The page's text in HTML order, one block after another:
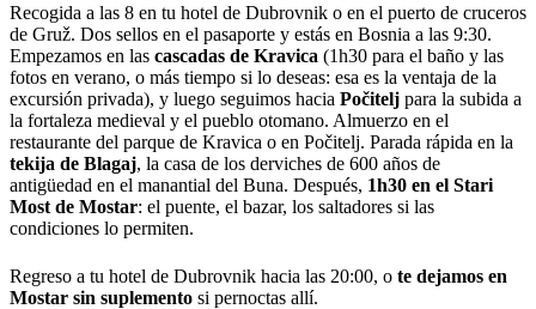
Recogida a las 8 en tu hotel de Dubrovnik o en el puerto de cruceros
de Gruž. Dos sellos en el pasaporte y estás en Bosnia a las 9:30.
Empezamos en las cascadas de Kravica (1h30 para el baño y las
fotos en verano, o más tiempo si lo deseas: esa es la ventaja de la
excursión privada), y luego seguimos hacia Počitelj para la subida a
la fortaleza medieval y el pueblo otomano. Almuerzo en el
restaurante del parque de Kravica o en Počitelj. Parada rápida en la
tekija de Blagaj, la casa de los derviches de 600 años de
antigüedad en el manantial del Buna. Después, 1h30 en el Stari
Most de Mostar: el puente, el bazar, los saltadores si las
condiciones lo permiten.
Regreso a tu hotel de Dubrovnik hacia las 20:00, o te dejamos en
Mostar sin suplemento si pernoctas allí.